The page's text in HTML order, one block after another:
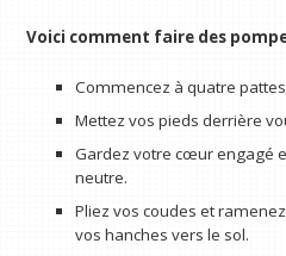
Voici comment faire des
Commencez à quatre
Mettez vos pieds derrière
Gardez votre cœur engagé
neutre.
Pliez vos coudes et
vos hanches vers le sol.